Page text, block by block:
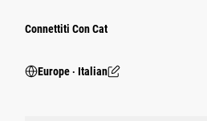
Connettiti Con Cat
Europe ‧ Italian